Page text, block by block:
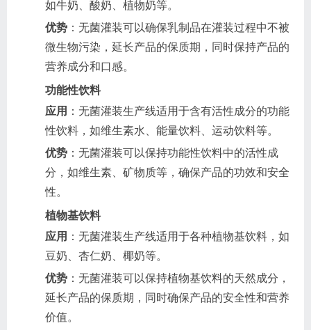
如牛奶、酸奶、植物奶等。
优势 ：无菌灌装可以确保乳制品在灌装过程中不被
微生物污染，延长产品的保质期，同时保持产品的
营养成分和口感。
功能性饮料
应用 ：无菌灌装生产线适用于含有活性成分的功能
性饮料，如维生素水、能量饮料、运动饮料等。
优势 ：无菌灌装可以保持功能性饮料中的活性成
分，如维生素、矿物质等，确保产品的功效和安全
性。
植物基饮料
应用 ：无菌灌装生产线适用于各种植物基饮料，如
豆奶、杏仁奶、椰奶等。
优势 ：无菌灌装可以保持植物基饮料的天然成分，
延长产品的保质期，同时确保产品的安全性和营养
价值。